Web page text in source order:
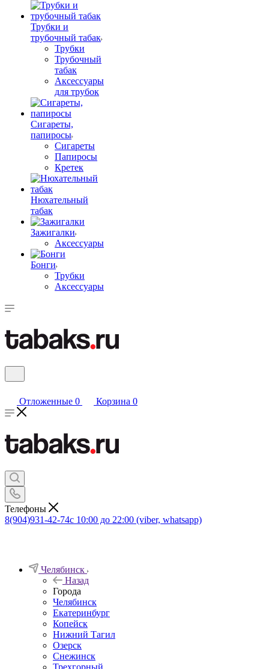
Трубки и
трубочный табак
Трубки
Трубочный
табак
Аксессуары
для трубок
Сигареты,
папиросы
Сигареты
Папиросы
Кретек
Нюхательный
табак
Зажигалки
Аксессуары
Бонги
Трубки
Аксессуары
Отложенные 0 Корзина 0
Телефоны
8(904)931-42-74с 10:00 до 22:00 (viber, whatsapp)
Челябинск
Назад
Города
Челябинск
Екатеринбург
Копейск
Нижний Тагил
Озерск
Снежинск
Трехгорный